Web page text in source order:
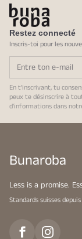
Restez connecté
Inscris-toi pour les
En t'inscrivant, tu
peux te désinscrire à
d'informations dans
Bunaroba
Less is a promise.
Standards suisses